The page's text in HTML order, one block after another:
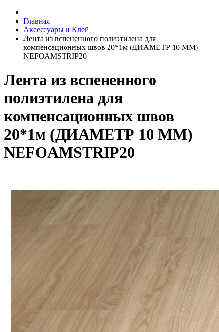
Главная
Аксессуары и Клей
Лента из вспененного полиэтилена для
компенсационных швов 20*1м (ДИАМЕТР 10 ММ)
NEFOAMSTRIP20
Лента из вспененного
полиэтилена для
компенсационных швов
20*1м (ДИАМЕТР 10 ММ)
NEFOAMSTRIP20